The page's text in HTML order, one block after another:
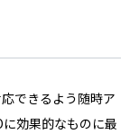
できるよう随時ア
効果的なものに最